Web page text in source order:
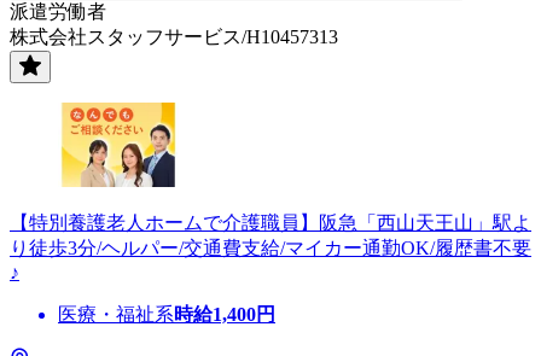
派遣労働者
株式会社スタッフサービス/H10457313
【特別養護老人ホームで介護職員】阪急「西山天王山」駅よ
り徒歩3分/ヘルパー/交通費支給/マイカー通勤OK/履歴書不要
♪
医療・福祉系時給1,400円